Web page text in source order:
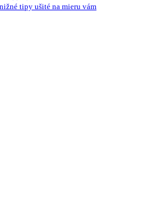
tipy ušité na mieru vám